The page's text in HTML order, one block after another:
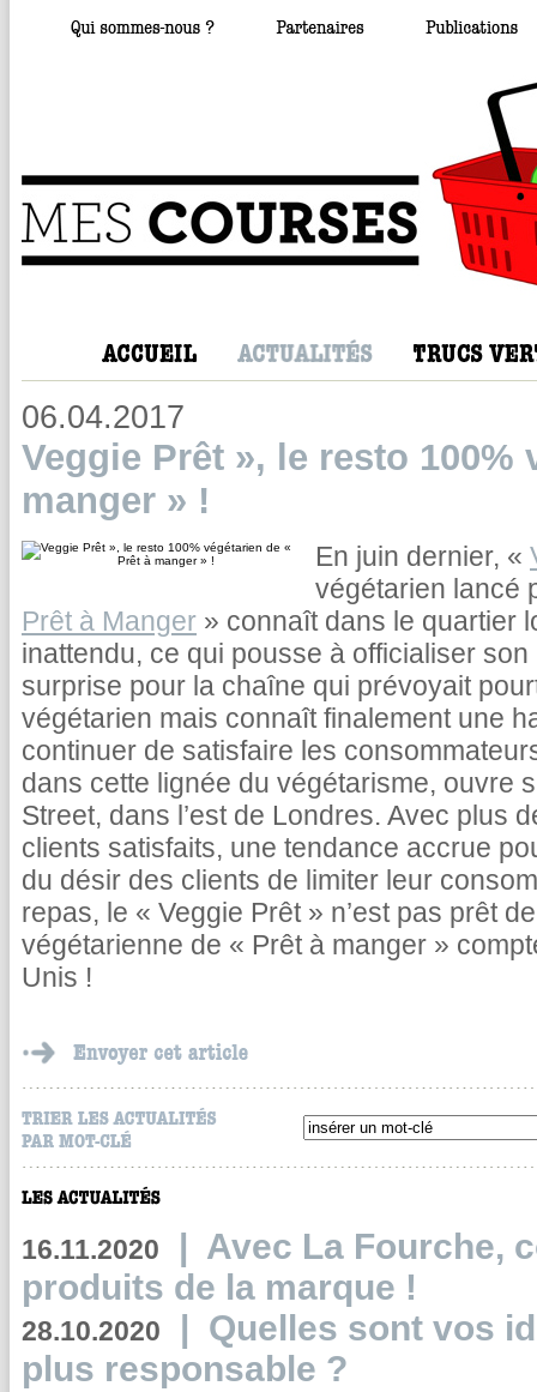
06.04.2017
Veggie Prêt », le resto 100%
manger » !
En juin dernier, «
végétarien lancé
Prêt à Manger » connaît dans le quartier
inattendu, ce qui pousse à officialiser
surprise pour la chaîne qui prévoyait
végétarien mais connaît finalement une
continuer de satisfaire les
dans cette lignée du végétarisme, ouvre
Street, dans l’est de Londres. Avec plus
clients satisfaits, une tendance accrue
du désir des clients de limiter leur
repas, le « Veggie Prêt » n’est pas prêt
végétarienne de « Prêt à manger »
Unis !
16.11.2020 | Avec La Fourche,
produits de la marque !
28.10.2020 | Quelles sont vos
plus responsable ?